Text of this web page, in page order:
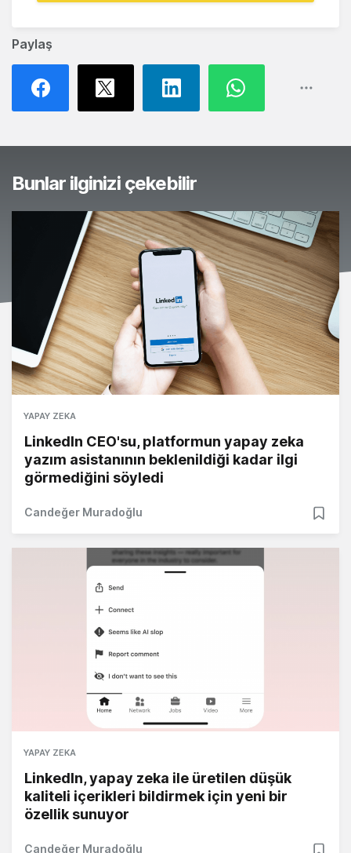
Paylaş
Bunlar ilginizi çekebilir
YAPAY ZEKA
LinkedIn CEO'su, platformun yapay zeka
yazım asistanının beklenildiği kadar ilgi
görmediğini söyledi
Candeğer Muradoğlu
YAPAY ZEKA
LinkedIn, yapay zeka ile üretilen düşük
kaliteli içerikleri bildirmek için yeni bir
özellik sunuyor
Candeğer Muradoğlu